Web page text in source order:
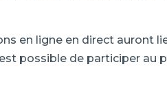
en ligne en direct auront
est possible de participer au